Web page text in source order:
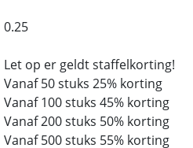
0.25
Let op er geldt staffelkorting!
Vanaf 50 stuks 25% korting
Vanaf 100 stuks 45% korting
Vanaf 200 stuks 50% korting
Vanaf 500 stuks 55% korting